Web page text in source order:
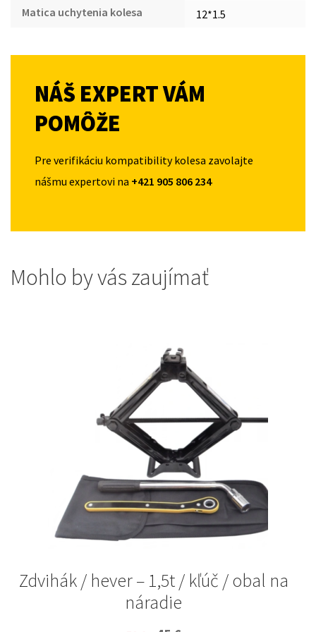
Matica uchytenia kolesa 12*1.5
NÁŠ EXPERT VÁM
POMÔŽE
Pre verifikáciu kompatibility kolesa zavolajte
nášmu expertovi na +421 905 806 234
Mohlo by vás zaujímať
Zdvihák / hever – 1,5t / kľúč / obal na
náradie